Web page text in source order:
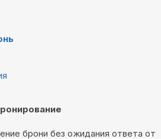
брони без ожидания ответа от